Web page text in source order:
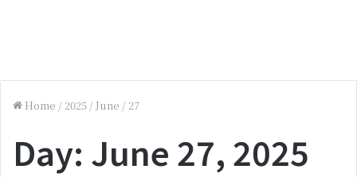
Home /2025 /June /27
Day: June 27, 2025